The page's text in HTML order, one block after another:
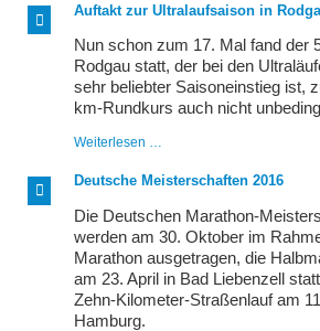
Auftakt zur Ultralaufsaison in
Nun schon zum 17. Mal fand der
Rodgau statt, der bei den
sehr beliebter Saisoneinstieg ist,
km-Rundkurs auch nicht
Weiterlesen …
Ultralaufsaison
in
-
30.01.2016
Deutsche Meisterschaften 2016
Die Deutschen Marathon-
werden am 30. Oktober im
Marathon ausgetragen, die
am 23. April in Bad Liebenzell
Zehn-Kilometer-Straßenlauf am
Hamburg.